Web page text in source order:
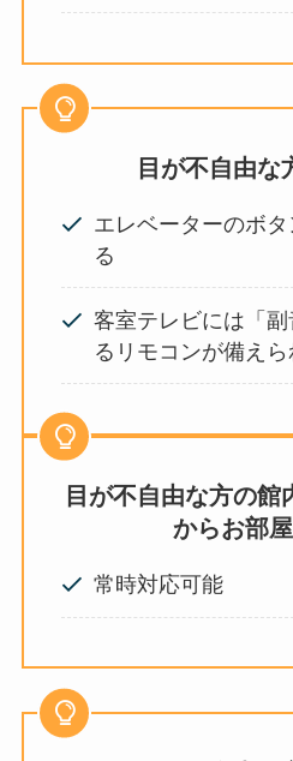
目が不自由な
エレベーターのボ
る
客室テレビには「
るリモコンが備えら
目が不自由な方の館
からお部屋
常時対応可能